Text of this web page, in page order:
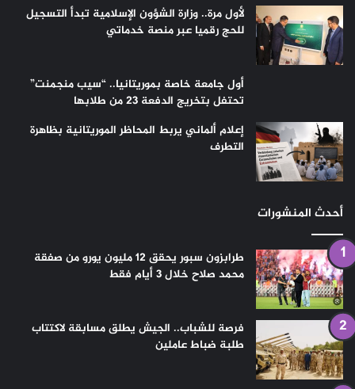
لأول مرة.. وزارة الشؤون الإسلامية تبدأ التسجيل
للحج رقميا عبر منصة خدماتي
أول جامعة خاصة بموريتانيا.. “سيب منجمنت”
تحتفل بتخريج الدفعة 23 من طلابها
إعلام ألماني يربط المحاظر الموريتانية بظاهرة
التطرف
أحدث المنشورات
طرابزون سبور يحقق 12 مليون يورو من صفقة
محمد صلاح خلال 3 أيام فقط
فرصة للشباب.. الجيش يطلق مسابقة لاكتتاب
طلبة ضباط عاملين